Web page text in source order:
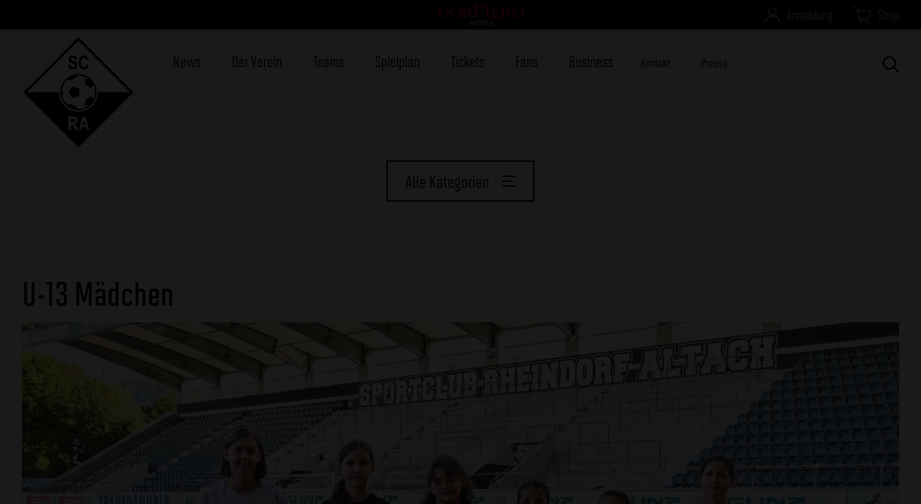
Anmeldung Shop
News Der Verein Teams Spielplan Tickets Fans Business Kontakt Presse
Alle Kategorien
U-13 Mädchen